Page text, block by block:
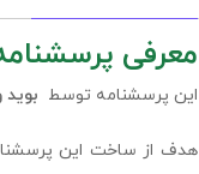
معرفی
این پرسشنامه توسط بوید
هدف از ساخت این